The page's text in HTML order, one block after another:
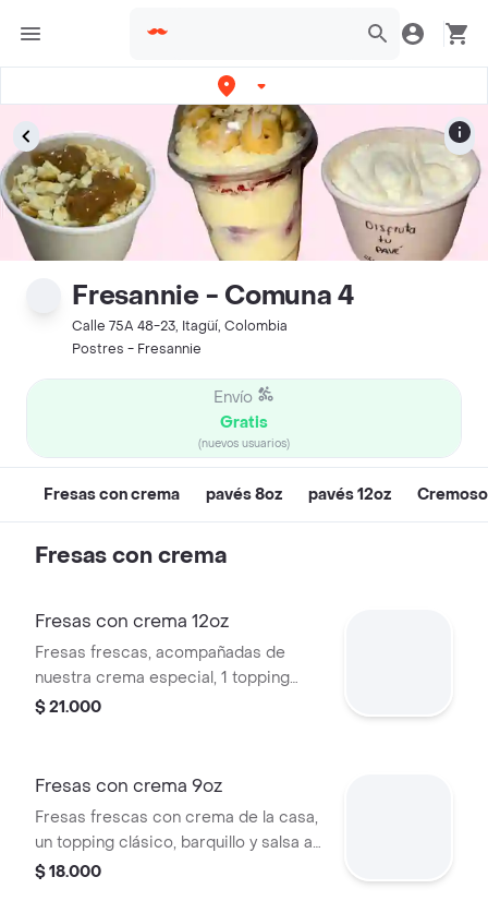
Fresannie - Comuna 4
Calle 75A 48-23, Itagüí, Colombia
Postres - Fresannie
Envío
Gratis
(nuevos usuarios)
Fresas con crema pavés 8oz pavés 12oz
Fresas con crema
Fresas con crema 12oz
Fresas frescas, acompañadas de
nuestra crema especial, 1 topping
clásico, 1 topping premium y salsa a
$ 21.000
Fresas con crema 9oz
Fresas frescas con crema de la casa,
un topping clásico, barquillo y salsa a
elección. Presentación de 9oz.
$ 18.000